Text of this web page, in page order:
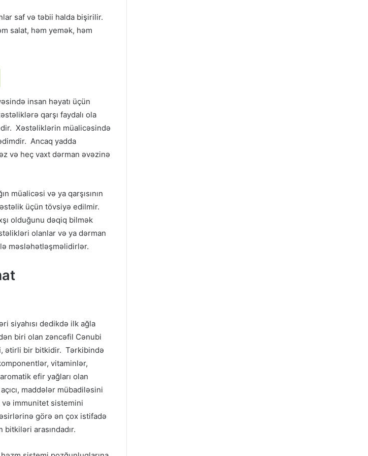
saf və təbii halda bişirilir.
salat, həm yemək, həm
insan həyatı üçün
qarşı faydalı ola
Xəstəliklərin müalicəsində
Ancaq yadda
və heç vaxt dərman əvəzinə
müalicəsi və ya qarşısının
üçün tövsiyə edilmir.
olduğunu dəqiq bilmək
olanlar və ya dərman
məsləhətləşməlidirlər.
siyahısı dedikdə ilk ağla
biri olan zəncəfil Cənubi
ətirli bir bitkidir. Tərkibində
vitaminlər,
efir yağları olan
maddələr mübadiləsini
immunitet sistemini
görə ən çox istifadə
bitkiləri arasındadır.